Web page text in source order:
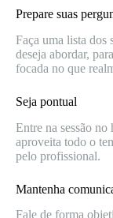
Prepare suas
Faça uma lista dos
deseja abordar,
focada no que
Seja pontual
Entre na sessão
aproveita todo o
pelo profissional.
Mantenha
Fale de forma